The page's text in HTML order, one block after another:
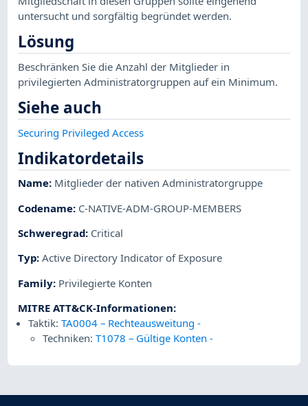
untersucht und sorgfältig begründet werden.
Lösung
Beschränken Sie die Anzahl der Mitglieder in
privilegierten Administratorgruppen auf ein Minimum.
Siehe auch
Securing Privileged Access
Indikatordetails
Name: Mitglieder der nativen Administratorgruppe
Codename: C-NATIVE-ADM-GROUP-MEMBERS
Schweregrad: Critical
Typ:Active Directory Indicator of Exposure
Family: Privilegierte Konten
MITRE ATT&CK-Informationen:
Taktik: TA0004 – Rechteausweitung -
Techniken:T1078 – Gültige Konten -